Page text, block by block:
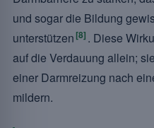
und sogar die Bildung
unterstützen [8] . Diese
auf die Verdauung allein;
einer Darmreizung nach
mildern.